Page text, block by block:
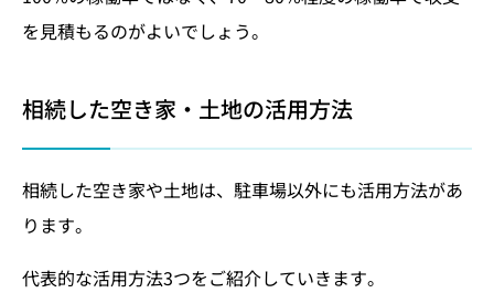
を見積もるのがよいでしょう。
相続した空き家・土地の活用方法
相続した空き家や土地は、駐車場以外にも活用方法があ
ります。
代表的な活用方法3つをご紹介していきます。